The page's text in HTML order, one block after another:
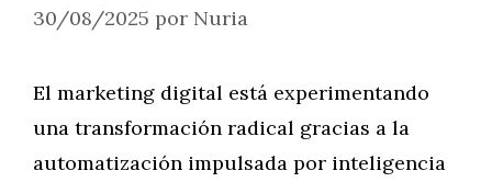
30/08/2025 por Nuria
El marketing digital está experimentando
una transformación radical gracias a la
automatización impulsada por inteligencia